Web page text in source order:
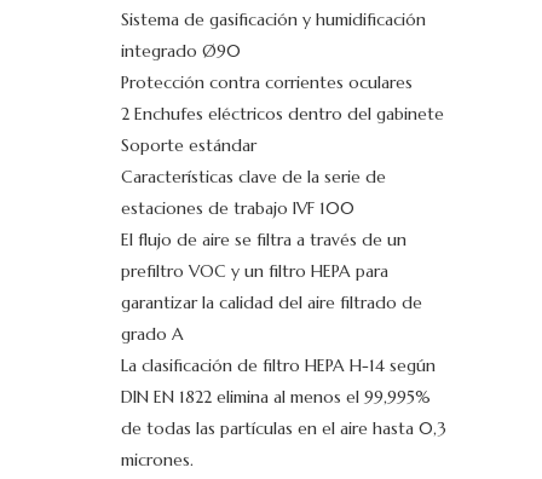
Sistema de gasificación y humidificación
integrado Ø90
Protección contra corrientes oculares
2 Enchufes eléctricos dentro del gabinete
Soporte estándar
Características clave de la serie de
estaciones de trabajo IVF 100
El flujo de aire se filtra a través de un
prefiltro VOC y un filtro HEPA para
garantizar la calidad del aire filtrado de
grado A
La clasificación de filtro HEPA H-14 según
DIN EN 1822 elimina al menos el 99,995%
de todas las partículas en el aire hasta 0,3
micrones.